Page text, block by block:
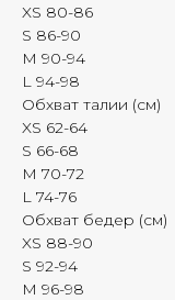
XS 80-86
S 86-90
M 90-94
L 94-98
Обхват талии (см)
XS 62-64
S 66-68
M 70-72
L 74-76
Обхват бедер (см)
XS 88-90
S 92-94
M 96-98